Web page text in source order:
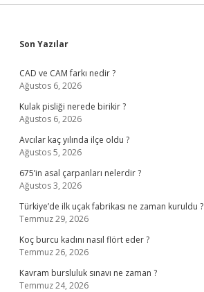
Sidebar
Son Yazılar
CAD ve CAM farkı nedir ?
Ağustos 6, 2026
Kulak pisliği nerede birikir ?
Ağustos 6, 2026
Avcılar kaç yılında ilçe oldu ?
Ağustos 5, 2026
675’in asal çarpanları nelerdir ?
Ağustos 3, 2026
Türkiye’de ilk uçak fabrikası ne zaman kuruldu ?
Temmuz 29, 2026
Koç burcu kadını nasıl flört eder ?
Temmuz 26, 2026
Kavram bursluluk sınavı ne zaman ?
Temmuz 24, 2026